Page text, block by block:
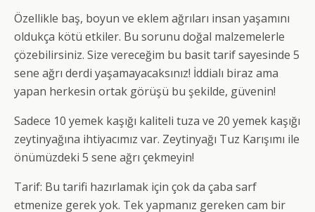
Özellikle baş, boyun ve eklem ağrıları insan yaşamını
oldukça kötü etkiler. Bu sorunu doğal malzemelerle
çözebilirsiniz. Size vereceğim bu basit tarif sayesinde 5
sene ağrı derdi yaşamayacaksınız! İddialı biraz ama
yapan herkesin ortak görüşü bu şekilde, güvenin!
Sadece 10 yemek kaşığı kaliteli tuza ve 20 yemek kaşığı
zeytinyağına ihtiyacımız var. Zeytinyağı Tuz Karışımı ile
önümüzdeki 5 sene ağrı çekmeyin!
Tarif: Bu tarifi hazırlamak için çok da çaba sarf
etmenize gerek yok. Tek yapmanız gereken cam bir